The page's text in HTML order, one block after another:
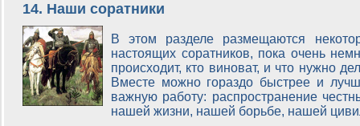
14. Наши соратники
В этом разделе размещаются
настоящих соратников, пока очень
происходит, кто виноват, и что нужно
Вместе можно гораздо быстрее и
важную работу: распространение
нашей жизни, нашей борьбе, нашей